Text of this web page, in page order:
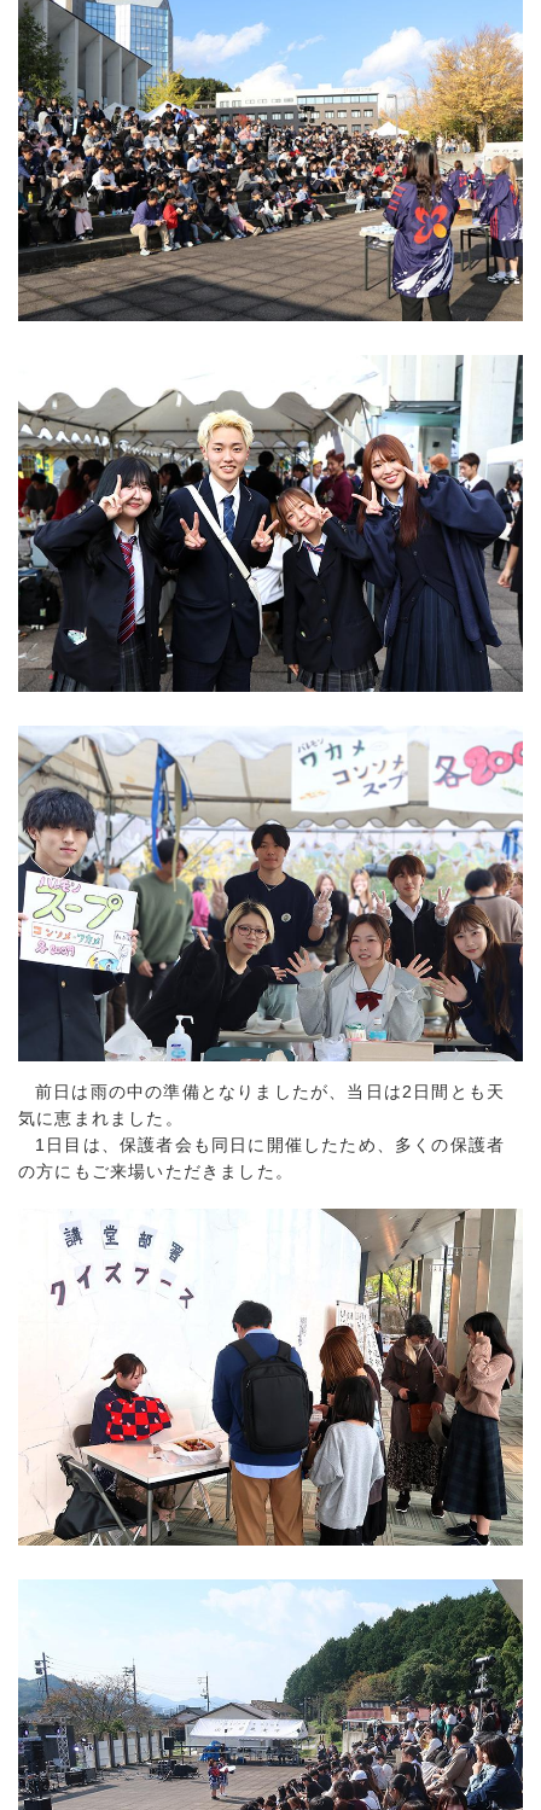
前日は雨の中の準備となりましたが、当日は2日間とも天
気に恵まれました。
1日目は、保護者会も同日に開催したため、多くの保護者
の方にもご来場いただきました。